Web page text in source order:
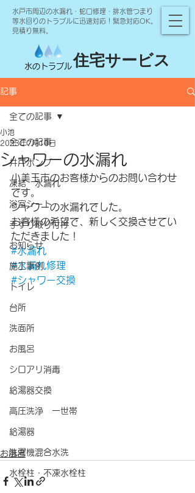
水戸市周辺の水漏れ・蛇口修理・排水管つまり
等水回りのトラブルに迅速対応！緊急対応OK。
見積り無料。
水のトラブル住宅サービス
記事
全ての記事
井戸ポンプ
凍結 水漏れ
浴室シート
手すり取り付け
お知らせ
施工事例
トイレ
台所
洗面所
お風呂
シロアリ消毒
給湯器交換
高圧洗浄 一世帯
給湯器
洗濯機混合水洗
水栓柱・不凍水栓柱
全ての記事
シャワーの水漏れ
小池
2023年7月10日
小美玉市のお客様からのお問い合わせ
です。
シャワーの水漏れでした。
お客様の希望で、新しく交換させてい
ただきました！
#水漏れ
#水漏れ修理
#シャワー交換
お風呂